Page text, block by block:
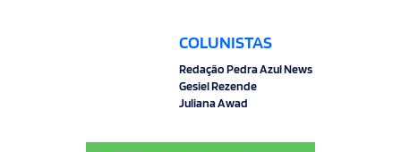
COLUNISTAS
Redação Pedra Azul News
Gesiel Rezende
Juliana Awad